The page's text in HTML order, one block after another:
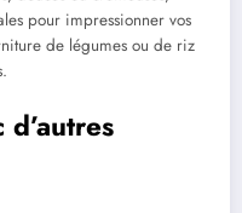
pour impressionner vos
de légumes ou de riz